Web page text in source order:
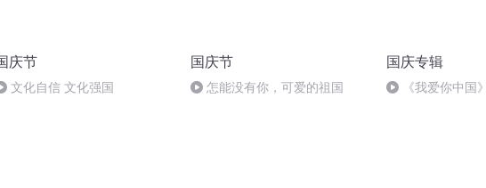
庆节
文化自信 文化强国
国庆节
怎能没有你，可爱的祖国
国庆专辑
《我爱你中国》